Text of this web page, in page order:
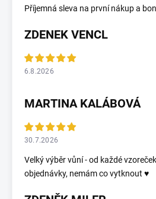
Příjemná sleva na první nákup a
ZDENEK VENCL
6.8.2026
MARTINA KALÁBOVÁ
30.7.2026
Velký výběr vůní - od každé
objednávky, nemám co vytknout ♥️